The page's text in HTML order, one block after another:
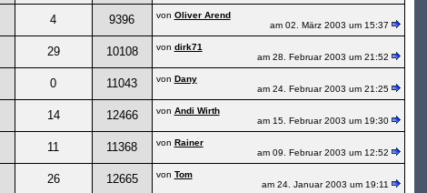
4 9396 von Oliver Arend
am 02. März 2003 um 15:37
29 10108 von dirk71
am 28. Februar 2003 um 21:52
0 11043 von Dany
am 24. Februar 2003 um 21:25
14 12466 von Andi Wirth
am 15. Februar 2003 um 19:30
11 11368 von Rainer
am 09. Februar 2003 um 12:52
26 12665 von Tom
am 24. Januar 2003 um 19:11